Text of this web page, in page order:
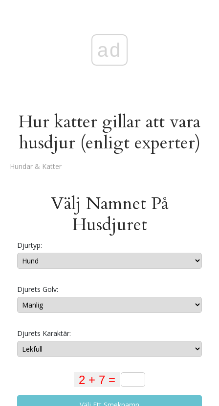
ad
Hur katter gillar att vara
husdjur (enligt experter)
Hundar & Katter
Välj Namnet På
Husdjuret
Djurtyp:
Djurets Golv:
Djurets Karaktär: